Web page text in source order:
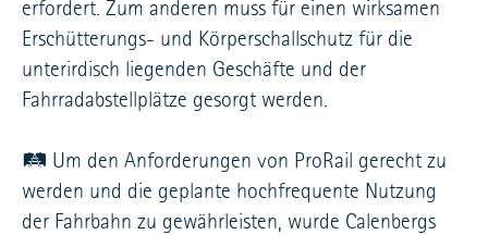
erfordert. Zum anderen muss für einen wirksamen
Erschütterungs- und Körperschallschutz für die
unterirdisch liegenden Geschäfte und der
Fahrradabstellplätze gesorgt werden.
🛤️ Um den Anforderungen von ProRail gerecht zu
werden und die geplante hochfrequente Nutzung
der Fahrbahn zu gewährleisten, wurde Calenbergs